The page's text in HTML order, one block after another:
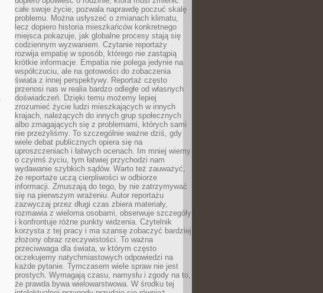
całe swoje życie, pozwala naprawdę poczuć skalę
problemu. Można usłyszeć o zmianach klimatu,
lecz dopiero historia mieszkańców konkretnego
miejsca pokazuje, jak globalne procesy stają się
codziennym wyzwaniem. Czytanie reportaży
rozwija empatię w sposób, którego nie zastąpią
krótkie informacje. Empatia nie polega jedynie na
współczuciu, ale na gotowości do zobaczenia
świata z innej perspektywy. Reportaż często
przenosi nas w realia bardzo odległe od własnych
doświadczeń. Dzięki temu możemy lepiej
zrozumieć życie ludzi mieszkających w innych
krajach, należących do innych grup społecznych
albo zmagających się z problemami, których sami
nie przeżyliśmy. To szczególnie ważne dziś, gdy
wiele debat publicznych opiera się na
uproszczeniach i łatwych ocenach. Im mniej wiemy
o czyimś życiu, tym łatwiej przychodzi nam
wydawanie szybkich sądów. Warto też zauważyć,
że reportaże uczą cierpliwości w odbiorze
informacji. Zmuszają do tego, by nie zatrzymywać
się na pierwszym wrażeniu. Autor reportażu
zazwyczaj przez długi czas zbiera materiały,
rozmawia z wieloma osobami, obserwuje szczegóły
i konfrontuje różne punkty widzenia. Czytelnik
korzysta z tej pracy i ma szansę zobaczyć bardziej
złożony obraz rzeczywistości. To ważna
przeciwwaga dla świata, w którym często
oczekujemy natychmiastowych odpowiedzi na
każde pytanie. Tymczasem wiele spraw nie jest
prostych. Wymagają czasu, namysłu i zgody na to,
że prawda bywa wielowarstwowa. W środku tej